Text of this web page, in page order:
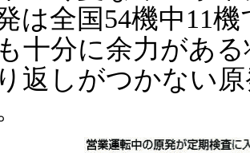
は全国54機中11
十分に余力があ
返しがつかない